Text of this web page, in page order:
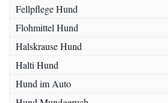
Fellpflege Hund
Flohmittel Hund
Halskrause Hund
Halti Hund
Hund im Auto